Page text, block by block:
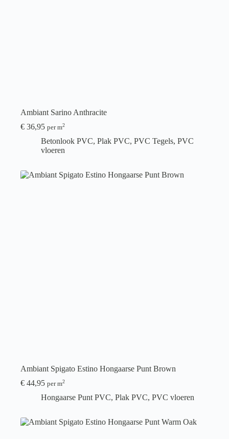
Ambiant Sarino Anthracite
€ 36,95 per m2
Betonlook PVC, Plak PVC, PVC Tegels, PVC
vloeren
Ambiant Spigato Estino Hongaarse Punt Brown
€ 44,95 per m2
Hongaarse Punt PVC, Plak PVC, PVC vloeren